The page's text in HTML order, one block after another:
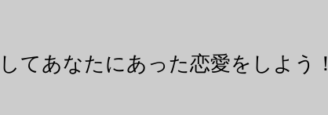
てあなたにあった恋愛をしよう！